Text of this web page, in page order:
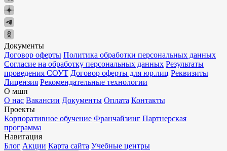
Документы
Договор оферты Политика обработки персональных данных
Согласие на обработку персональных данных Результаты
проведения СОУТ Договор оферты для юр.лиц Реквизиты
Лицензия Рекомендательные технологии
О мшп
О нас Вакансии Документы Оплата Контакты
Проекты
Корпоративное обучение Франчайзинг Партнерская
программа
Навигация
Блог Акции Карта сайта Учебные центры